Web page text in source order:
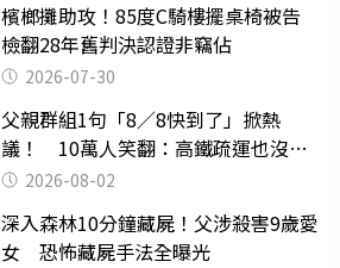
檳榔攤助攻！85度C騎樓擺桌椅被告
檢翻28年舊判決認證非竊佔
2026-07-30
父親群組1句「8／8快到了」掀熱
議！ 10萬人笑翻：高鐵疏運也沒列
父親節
2026-08-02
深入森林10分鐘藏屍！父涉殺害9歲愛
女 恐怖藏屍手法全曝光